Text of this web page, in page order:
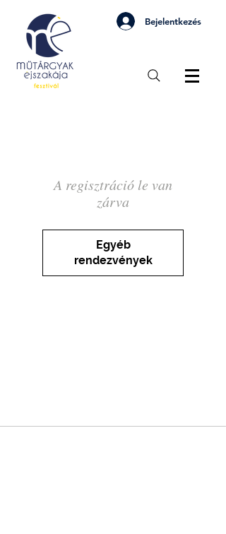
Bejelentkezés
A regisztráció le van
zárva
Egyéb
rendezvények